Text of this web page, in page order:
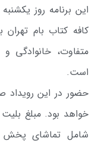
کافه کتاب بام
متفاوت، خانوادگی
است.
حضور در این رویداد
شامل تماشای پخش